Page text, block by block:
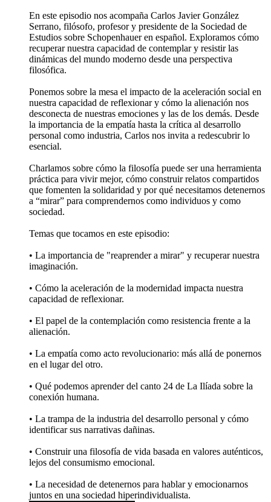
En este episodio nos acompaña Carlos Javier González
Serrano, filósofo, profesor y presidente de la Sociedad de
Estudios sobre Schopenhauer en español. Exploramos cómo
recuperar nuestra capacidad de contemplar y resistir las
dinámicas del mundo moderno desde una perspectiva
filosófica.
Ponemos sobre la mesa el impacto de la aceleración social en
nuestra capacidad de reflexionar y cómo la alienación nos
desconecta de nuestras emociones y las de los demás. Desde
la importancia de la empatía hasta la crítica al desarrollo
personal como industria, Carlos nos invita a redescubrir lo
esencial.
Charlamos sobre cómo la filosofía puede ser una herramienta
práctica para vivir mejor, cómo construir relatos compartidos
que fomenten la solidaridad y por qué necesitamos detenernos
a “mirar” para comprendernos como individuos y como
sociedad.
Temas que tocamos en este episodio:
• La importancia de "reaprender a mirar" y recuperar nuestra
imaginación.
• Cómo la aceleración de la modernidad impacta nuestra
capacidad de reflexionar.
• El papel de la contemplación como resistencia frente a la
alienación.
• La empatía como acto revolucionario: más allá de ponernos
en el lugar del otro.
• Qué podemos aprender del canto 24 de La Ilíada sobre la
conexión humana.
• La trampa de la industria del desarrollo personal y cómo
identificar sus narrativas dañinas.
• Construir una filosofía de vida basada en valores auténticos,
lejos del consumismo emocional.
• La necesidad de detenernos para hablar y emocionarnos
juntos en una sociedad hiperindividualista.